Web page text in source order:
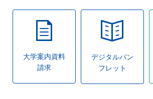
大学案内資料
請求
デジタルパン
フレット